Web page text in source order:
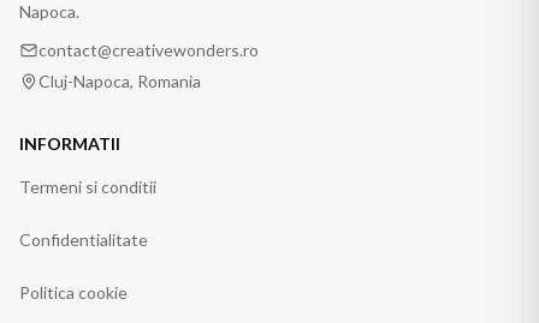
Napoca.
contact@creativewonders.ro
Cluj-Napoca, Romania
INFORMATII
Termeni si conditii
Confidentialitate
Politica cookie